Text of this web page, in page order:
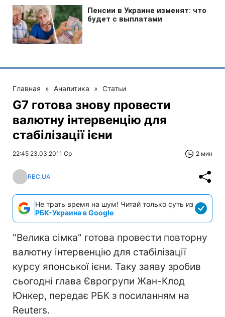
Главная » Аналитика » Статьи
G7 готова знову провести
валютну інтервенцію для
стабілізації ієни
22:45 23.03.2011 Ср 2 мин
RBC.UA
Не трать время на шум! Читай только суть из
РБК-Украина в Google
"Велика сімка" готова провести повторну
валютну інтервенцію для стабілізації
курсу японської ієни. Таку заяву зробив
сьогодні глава Єврогрупи Жан-Клод
Юнкер, передає РБК з посиланням на
Reuters.